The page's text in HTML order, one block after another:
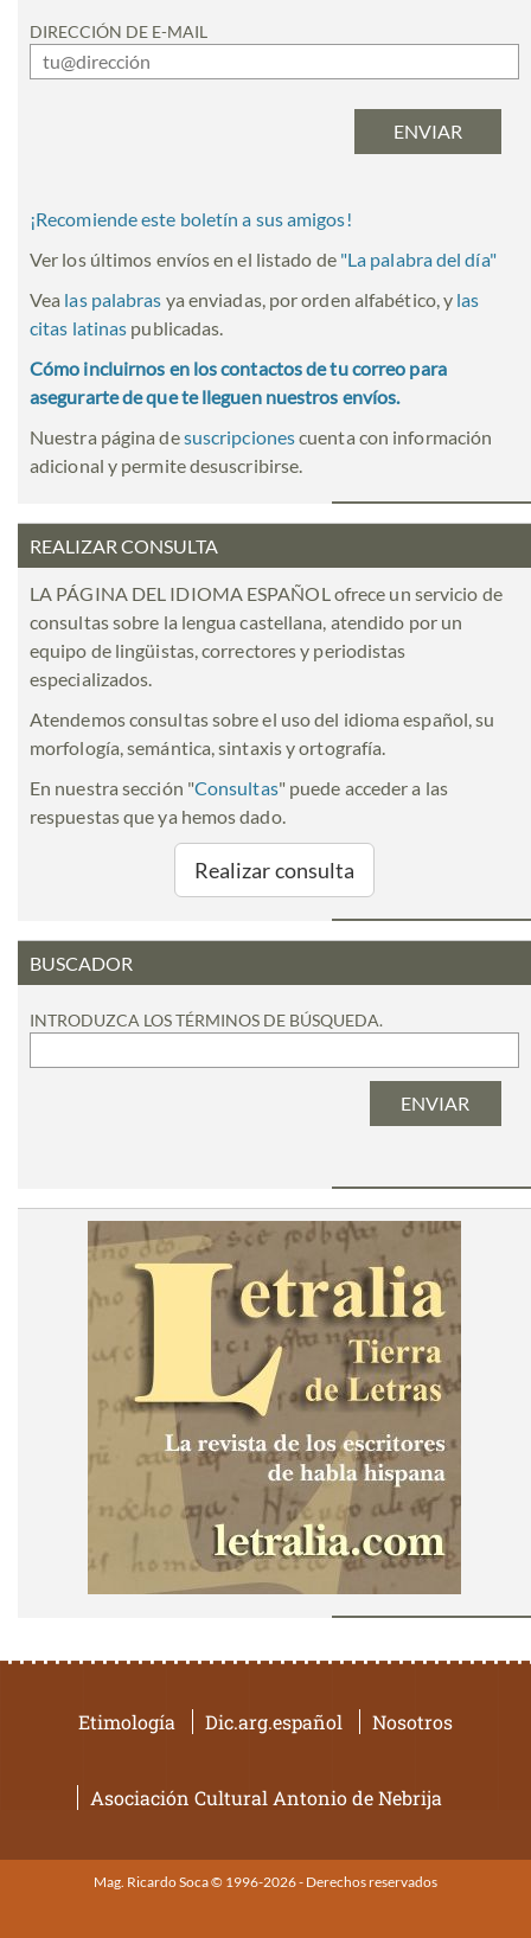
DIRECCIÓN DE E-MAIL
¡Recomiende este boletín a sus amigos!
Ver los últimos envíos en el listado de "La palabra del día"
Vea las palabras ya enviadas, por orden alfabético, y las
citas latinas publicadas.
Cómo incluirnos en los contactos de tu correo para
asegurarte de que te lleguen nuestros envíos.
Nuestra página desuscripcionescuenta con información
adicional y permite desuscribirse.
REALIZAR CONSULTA
LA PÁGINA DEL IDIOMA ESPAÑOL ofrece un servicio de
consultas sobre la lengua castellana, atendido por un
equipo de lingüistas, correctores y periodistas
especializados.
Atendemos consultas sobre el uso del idioma español, su
morfología, semántica, sintaxis y ortografía.
En nuestra sección "Consultas" puede acceder a las
respuestas que ya hemos dado.
Realizar consulta
BUSCADOR
INTRODUZCA LOS TÉRMINOS DE BÚSQUEDA.
Etimología Dic.arg.español Nosotros
Asociación Cultural Antonio de Nebrija
Mag. Ricardo Soca © 1996-2026 - Derechos reservados